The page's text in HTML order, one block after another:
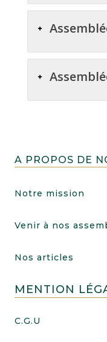
A PROPOS DE
Notre mission
Venir à nos
Nos articles
MENTION
C.G.U